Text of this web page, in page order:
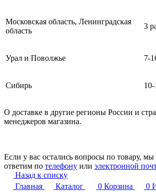
Московская область, Ленинградская
область
3
Урал и Поволжье 7-
Сибирь
О доставке в другие регионы России и
менеджеров магазина.
Если у вас остались вопросы по товару, мы
ответим по телефону или электронной
Назад к списку
Главная
Каталог 0 Корзина 0